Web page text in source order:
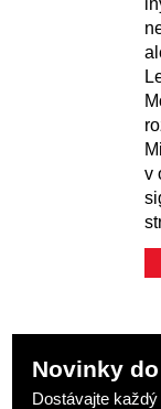
v
Novinky
Dostávajte